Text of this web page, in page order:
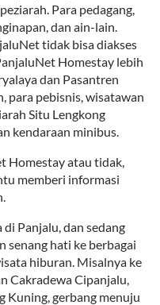
Para pedagang,
dan ain-lain.
tidak bisa diakses
Homestay lebih
dan Pasantren
para pebisnis, wisatawan
Situ Lengkong
kendaraan minibus.
Homestay atau tidak,
memberi informasi
di Panjalu, dan sedang
senang hati ke berbagai
hiburan. Misalnya ke
Cakradewa Cipanjalu,
Kuning, gerbang menuju